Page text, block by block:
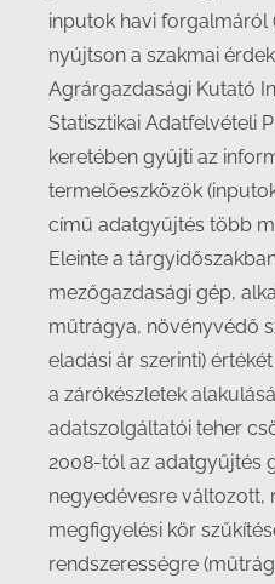
inputok havi forgalmáról
nyújtson a szakmai
Agrárgazdasági Kutató
Statisztikai Adatfelvételi
keretében gyűjti az
termelőeszközök
című adatgyűjtés több
Eleinte a
mezőgazdasági gép,
műtrágya, növényvédő
eladási ár szerinti)
a zárókészletek
adatszolgáltatói teher
2008-tól az adatgyűjtés
negyedévesre változott,
megfigyelési kör
rendszerességre